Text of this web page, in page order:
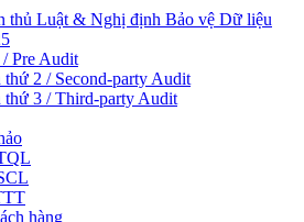
thủ Luật & Nghị định Bảo vệ Dữ liệu
Pre Audit
2 / Second-party Audit
thứ 3 / Third-party Audit
hàng